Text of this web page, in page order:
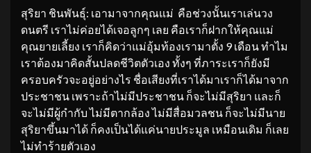
สุริยา ชินพันธุ์: เอามาจากคุณแม่ คือช่วงนั้นเราเล่นวง
ดนตรี เราไม่ค่อยได้เจอลูกๆ เลย คือเราก็ฝากให้คุณแม่
คุณยายเลี้ยง เราก็คิดว่าแม่อุ้มท้องเรามาตั้ง 9 เดือน ทำไม
เราต้องมาคิดสั้นปลดชีวิตตัวเอง ทั้งๆ ที่ภาระเราก็ยังมี
ครอบครัวจะอยู่อย่างไร ชื่อเสียงที่เราได้มาเราก็ได้มาจาก
ประชาชน เพราะถ้าไม่มีประชาชน ก็จะไม่มีสุริยา และก็
จะไม่มีผู้กำกับ ไม่มีตากล้อง ไม่มีสื่อมวลชน ก็จะไม่มีนาย
สุริยาขึ้นมาได้ ก็คงเป็นได้แค่นายประมูล เหมือนเดิม ก็เลย
ไม่ทำร้ายตัวเอง